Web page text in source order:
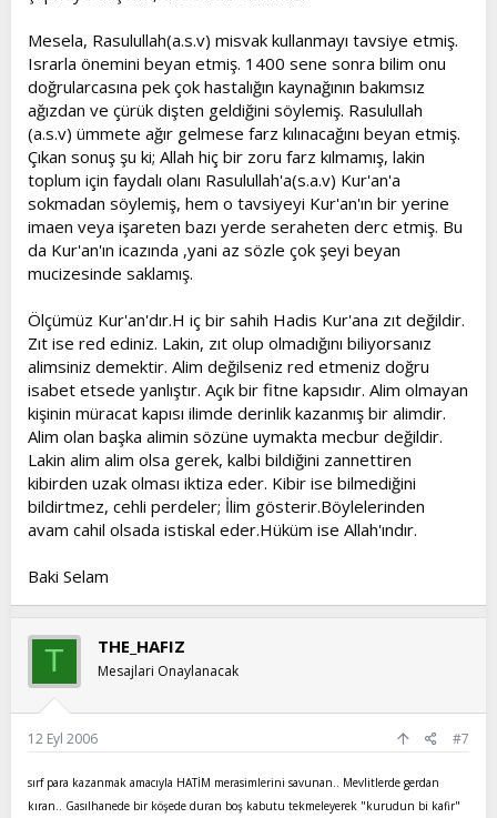
Mesela, Rasulullah(a.s.v) misvak kullanmayı tavsiye etmiş.
Israrla önemini beyan etmiş. 1400 sene sonra bilim onu
doğrularcasına pek çok hastalığın kaynağının bakımsız
ağızdan ve çürük dişten geldiğini söylemiş. Rasulullah
(a.s.v) ümmete ağır gelmese farz kılınacağını beyan etmiş.
Çıkan sonuş şu ki; Allah hiç bir zoru farz kılmamış, lakin
toplum için faydalı olanı Rasulullah'a(s.a.v) Kur'an'a
sokmadan söylemiş, hem o tavsiyeyi Kur'an'ın bir yerine
imaen veya işareten bazı yerde seraheten derc etmiş. Bu
da Kur'an'ın icazında ,yani az sözle çok şeyi beyan
mucizesinde saklamış.
Ölçümüz Kur'an'dır.H iç bir sahih Hadis Kur'ana zıt değildir.
Zıt ise red ediniz. Lakin, zıt olup olmadığını biliyorsanız
alimsiniz demektir. Alim değilseniz red etmeniz doğru
isabet etsede yanlıştır. Açık bir fitne kapsıdır. Alim olmayan
kişinin müracat kapısı ilimde derinlik kazanmış bir alimdir.
Alim olan başka alimin sözüne uymakta mecbur değildir.
Lakin alim alim olsa gerek, kalbi bildiğini zannettiren
kibirden uzak olması iktiza eder. Kibir ise bilmediğini
bildirtmez, cehli perdeler; İlim gösterir.Böylelerinden
avam cahil olsada istiskal eder.Hüküm ise Allah'ındır.
Baki Selam
T THE_HAFIZ
Mesajlari Onaylanacak
12 Eyl 2006 #7
sırf para kazanmak amacıyla HATİM merasimlerini savunan.. Mevlitlerde gerdan
kıran.. Gasılhanede bir köşede duran boş kabutu tekmeleyerek "kurudun bi kafir"